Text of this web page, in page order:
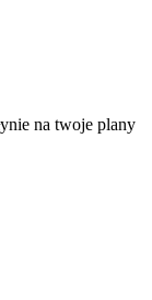
na twoje plany